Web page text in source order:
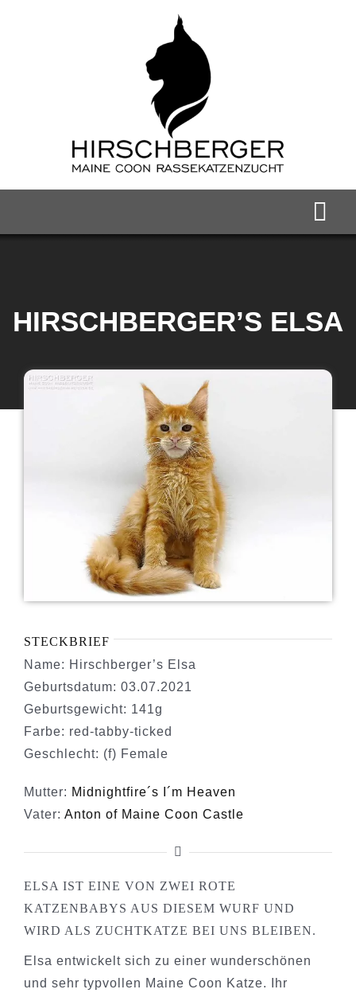
Maine Coon Kater
Maine Coon Kastraten
HIRSCHBERGER’S ELSA
STECKBRIEF
Name: Hirschberger’s Elsa
Geburtsdatum: 03.07.2021
Geburtsgewicht: 141g
Farbe: red-tabby-ticked
Geschlecht: (f) Female
Mutter: Midnightfire´s I´m Heaven
Vater: Anton of Maine Coon Castle
ELSA IST EINE VON ZWEI ROTE
KATZENBABYS AUS DIESEM WURF UND
WIRD ALS ZUCHTKATZE BEI UNS BLEIBEN.
Elsa entwickelt sich zu einer wunderschönen
und sehr typvollen Maine Coon Katze. Ihr